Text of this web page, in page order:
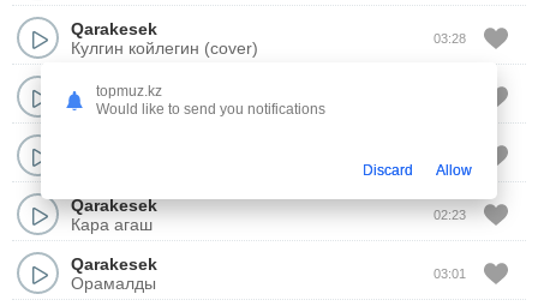
Qarakesek
Кулгин койлегин (cover)
03:28
Qarakesek
Сахара
Qarakesek
Кара агаш
02:23
Qarakesek
Орамалды
03:01
topmuz.kz
Would like to send you notifications
Discard Allow